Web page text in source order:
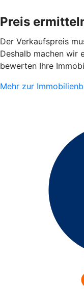
Preis
Der Verkaufspreis
Deshalb machen wir
bewerten Ihre
Mehr zur